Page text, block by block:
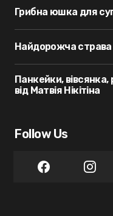
Грибна юшка для
Найдорожча страва
Панкейки, вівсянка,
від Матвія Нікітіна
Follow Us